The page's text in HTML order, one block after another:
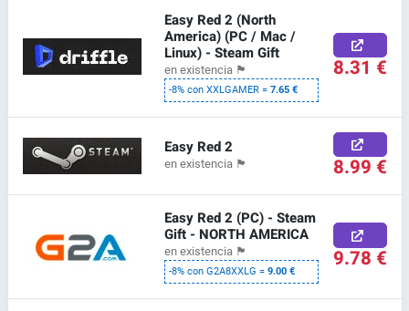
Easy Red 2 (North
America) (PC / Mac /
Linux) - Steam Gift
en existencia 🏴
-8% con XXLGAMER =7.65 €
8.31 €
Easy Red 2
en existencia 🏴 8.99 €
Easy Red 2 (PC) - Steam
Gift - NORTH AMERICA
en existencia 🏴
-8% con G2A8XXLG =9.00 € 9.78 €